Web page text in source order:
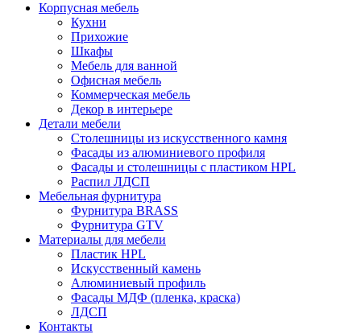
Корпусная мебель
Кухни
Прихожие
Шкафы
Мебель для ванной
Офисная мебель
Коммерческая мебель
Декор в интерьере
Детали мебели
Столешницы из искусственного камня
Фасады из алюминиевого профиля
Фасады и столешницы с пластиком HPL
Распил ЛДСП
Мебельная фурнитура
Фурнитура BRASS
Фурнитура GTV
Материалы для мебели
Пластик HPL
Искусственный камень
Алюминиевый профиль
Фасады МДФ (пленка, краска)
ЛДСП
Контакты